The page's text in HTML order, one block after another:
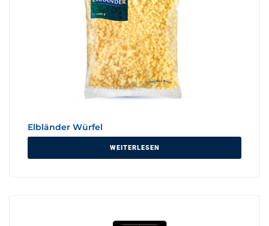
Elbländer Würfel
WEITERLESEN